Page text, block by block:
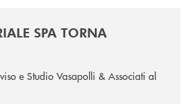
SPA TORNA
e Studio Vasapolli & Associati al